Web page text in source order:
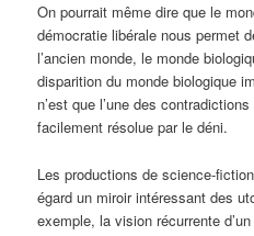
On pourrait même dire que le
démocratie libérale nous permet
l’ancien monde, le monde
disparition du monde biologique
n’est que l’une des
facilement résolue par le déni.
Les productions de science-
égard un miroir intéressant des
exemple, la vision récurrente